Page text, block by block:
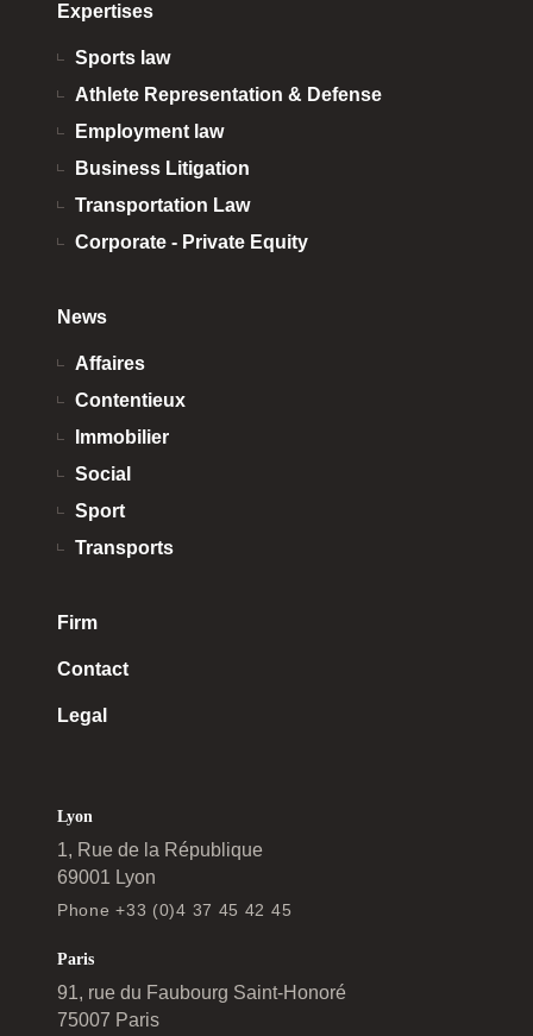
Expertises
Sports law
Athlete Representation & Defense
Employment law
Business Litigation
Transportation Law
Corporate - Private Equity
News
Affaires
Contentieux
Immobilier
Social
Sport
Transports
Firm
Contact
Legal
Lyon
1, Rue de la République
69001 Lyon
Phone +33 (0)4 37 45 42 45
Paris
91, rue du Faubourg Saint-Honoré
75007 Paris